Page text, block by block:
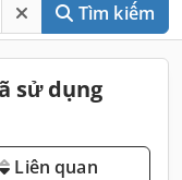
Tìm kiếm
sử dụng
Liên quan